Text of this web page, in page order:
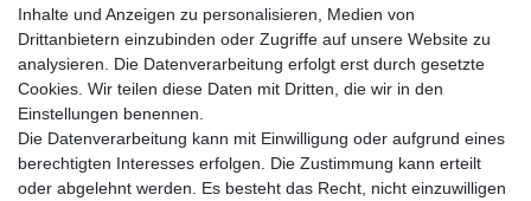
Top Marken
Eduplay
Folia Bringmann
Shop
Mein Konto
Inhalte und Anzeigen zu personalisieren, Medien von
Drittanbietern einzubinden oder Zugriffe auf unsere Website zu
analysieren. Die Datenverarbeitung erfolgt erst durch gesetzte
Cookies. Wir teilen diese Daten mit Dritten, die wir in den
Einstellungen benennen.
Die Datenverarbeitung kann mit Einwilligung oder aufgrund eines
berechtigten Interesses erfolgen. Die Zustimmung kann erteilt
oder abgelehnt werden. Es besteht das Recht, nicht einzuwilligen